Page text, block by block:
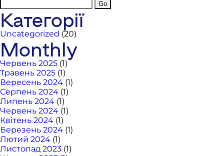
Категорії
Uncategorized (20)
Monthly
Червень 2025 (1)
Травень 2025 (1)
Вересень 2024 (1)
Серпень 2024 (1)
Липень 2024 (1)
Червень 2024 (1)
Квітень 2024 (1)
Березень 2024 (1)
Лютий 2024 (1)
Листопад 2023 (1)